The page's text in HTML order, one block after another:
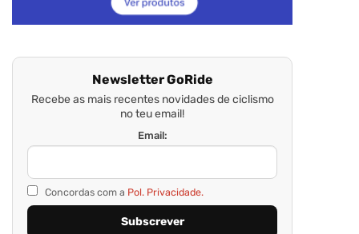
Newsletter GoRide
Recebe as mais recentes novidades de ciclismo
no teu email!
Email:
Concordas com a Pol. Privacidade.